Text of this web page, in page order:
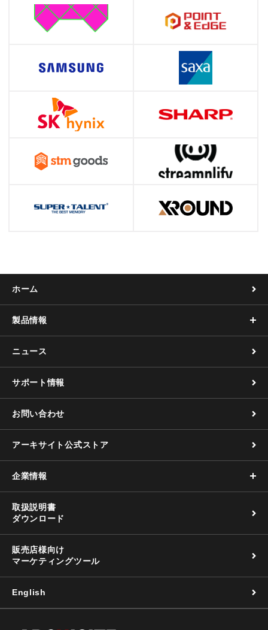
ホーム
製品情報
ニュース
サポート情報
お問い合わせ
アーキサイト公式ストア
企業情報
取扱説明書
ダウンロード
販売店様向け
マーケティングツール
English